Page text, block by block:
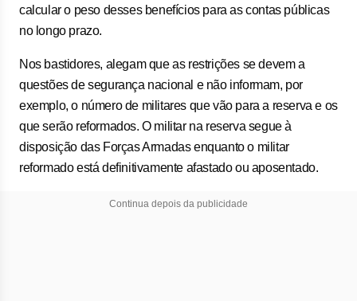
calcular o peso desses benefícios para as contas públicas
no longo prazo.
Nos bastidores, alegam que as restrições se devem a
questões de segurança nacional e não informam, por
exemplo, o número de militares que vão para a reserva e os
que serão reformados. O militar na reserva segue à
disposição das Forças Armadas enquanto o militar
reformado está definitivamente afastado ou aposentado.
Continua depois da publicidade